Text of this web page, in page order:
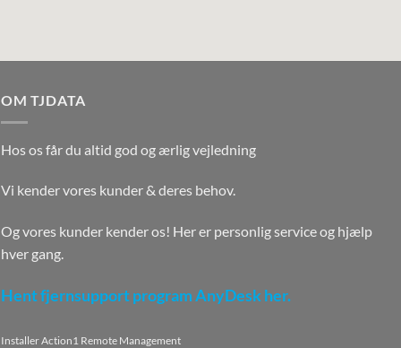
OM TJDATA
Hos os får du altid god og ærlig vejledning
Vi kender vores kunder & deres behov.
Og vores kunder kender os! Her er personlig service og hjælp
hver gang.
Hent fjernsupport program AnyDesk her.
Installer Action1 Remote Management